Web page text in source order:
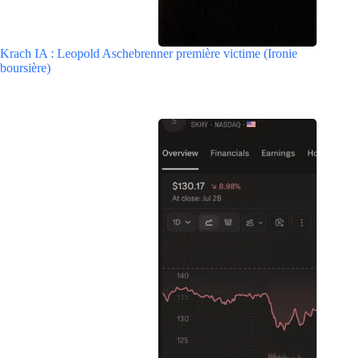
Krach IA : Leopold Aschebrenner première victime (Ironie
boursière)